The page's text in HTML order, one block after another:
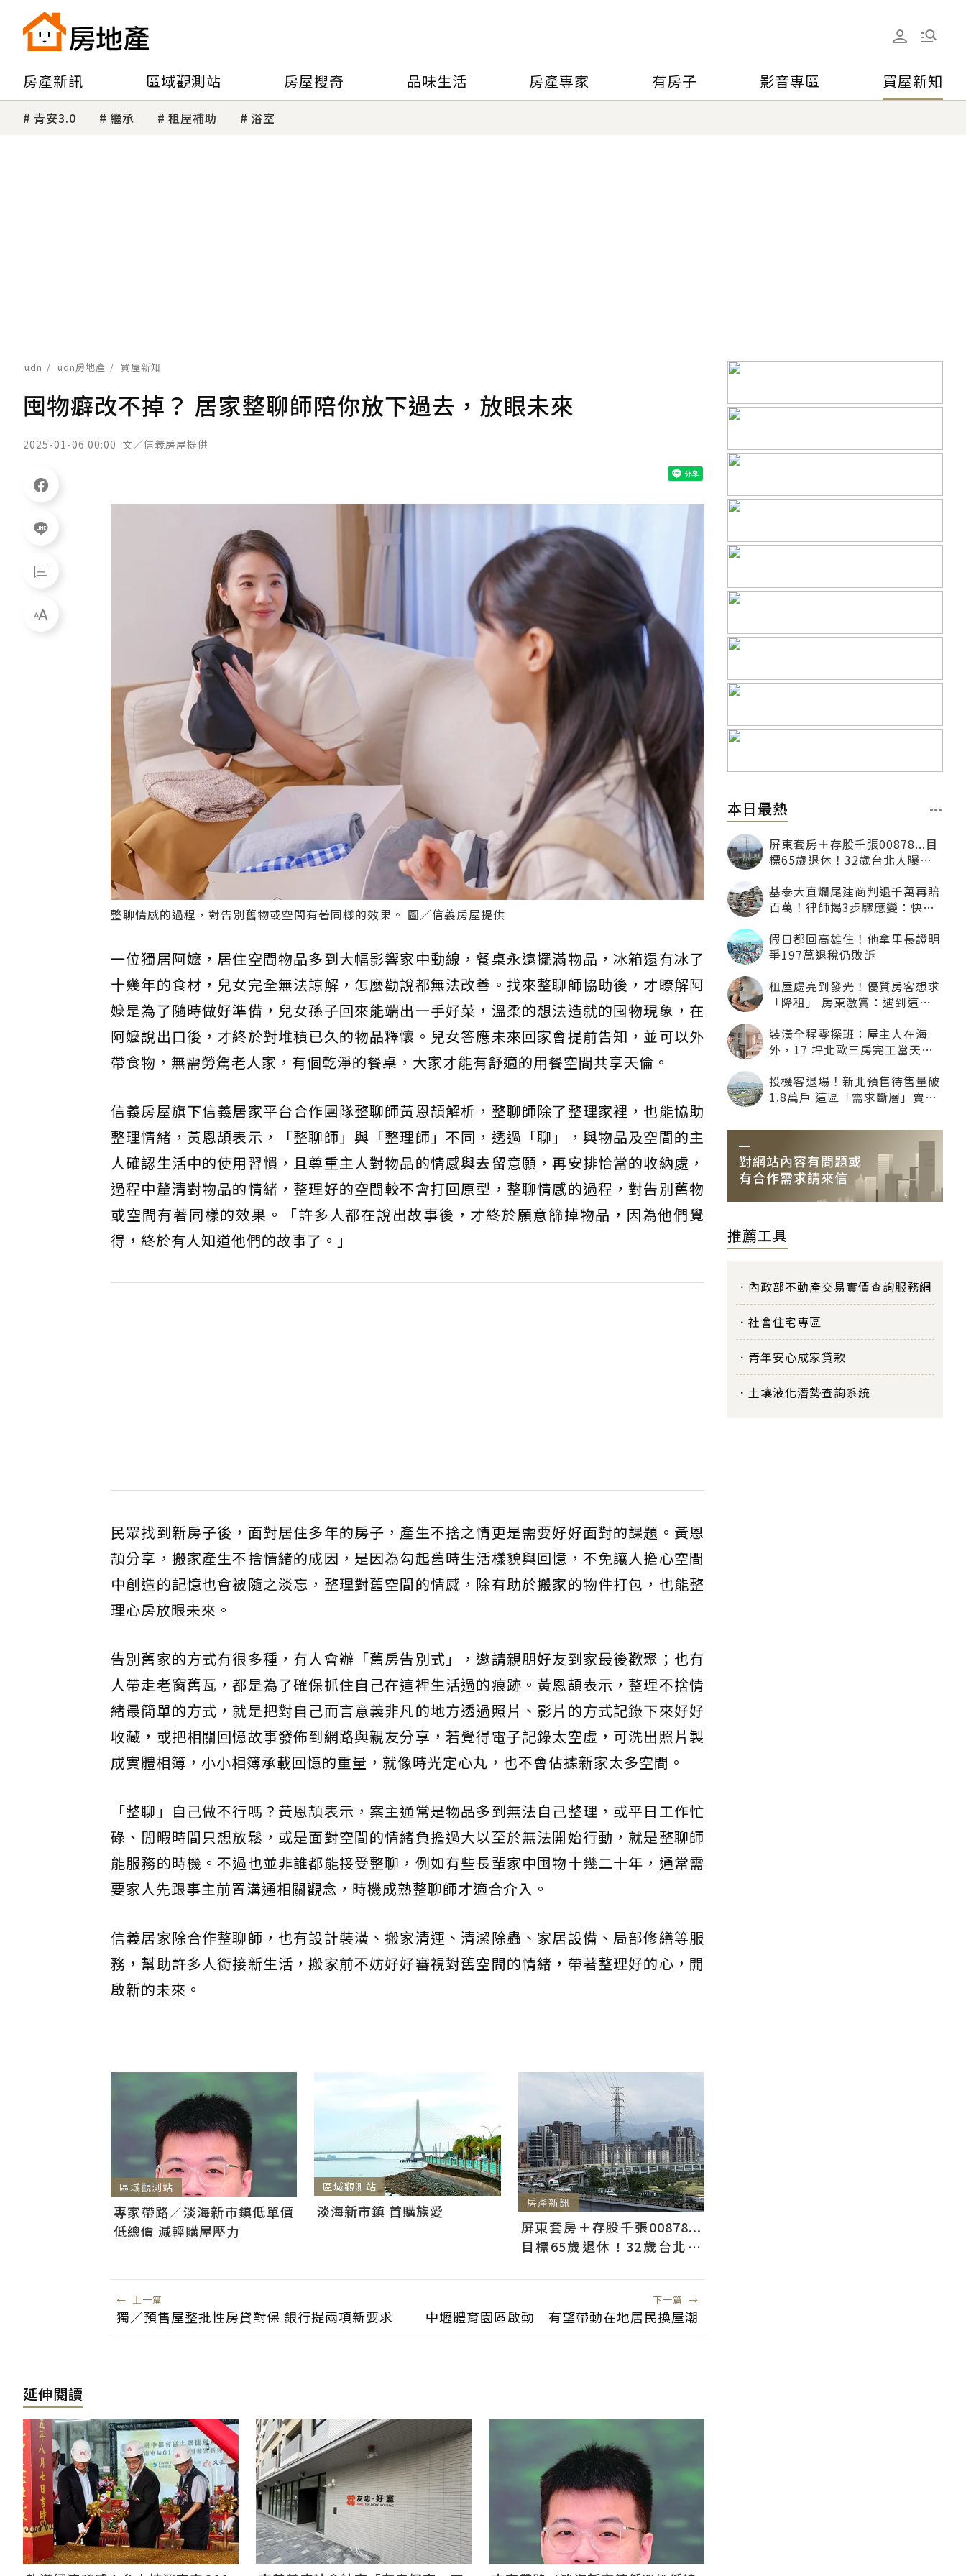
房產新訊 區域觀測站 房屋搜奇 品味生活 房產專家 有房子 影音專區 買屋新知
青安3.0 繼承 租屋補助 浴室
udn udn房地產 買屋新知
囤物癖改不掉？ 居家整聊師陪你放下過去，放眼未來
2025-01-06 00:00 文／信義房屋提供
整聊情感的過程，對告別舊物或空間有著同樣的效果。 圖／信義房屋提供
一位獨居阿嬤，居住空間物品多到大幅影響家中動線，餐桌永遠擺滿物品，冰箱還有冰了
十幾年的食材，兒女完全無法諒解，怎麼勸說都無法改善。找來整聊師協助後，才瞭解阿
嬤是為了隨時做好準備，兒女孫子回來能端出一手好菜，溫柔的想法造就的囤物現象，在
阿嬤說出口後，才終於對堆積已久的物品釋懷。兒女答應未來回家會提前告知，並可以外
帶食物，無需勞駕老人家，有個乾淨的餐桌，大家才能有舒適的用餐空間共享天倫。
信義房屋旗下信義居家平台合作團隊整聊師黃恩頡解析，整聊師除了整理家裡，也能協助
整理情緒，黃恩頡表示，「整聊師」與「整理師」不同，透過「聊」，與物品及空間的主
人確認生活中的使用習慣，且尊重主人對物品的情感與去留意願，再安排恰當的收納處，
過程中釐清對物品的情緒，整理好的空間較不會打回原型，整聊情感的過程，對告別舊物
或空間有著同樣的效果。「許多人都在說出故事後，才終於願意篩掉物品，因為他們覺
得，終於有人知道他們的故事了。」
民眾找到新房子後，面對居住多年的房子，產生不捨之情更是需要好好面對的課題。黃恩
頡分享，搬家產生不捨情緒的成因，是因為勾起舊時生活樣貌與回憶，不免讓人擔心空間
中創造的記憶也會被隨之淡忘，整理對舊空間的情感，除有助於搬家的物件打包，也能整
理心房放眼未來。
告別舊家的方式有很多種，有人會辦「舊房告別式」，邀請親朋好友到家最後歡聚；也有
人帶走老窗舊瓦，都是為了確保抓住自己在這裡生活過的痕跡。黃恩頡表示，整理不捨情
緒最簡單的方式，就是把對自己而言意義非凡的地方透過照片、影片的方式記錄下來好好
收藏，或把相關回憶故事發佈到網路與親友分享，若覺得電子記錄太空虛，可洗出照片製
成實體相簿，小小相簿承載回憶的重量，就像時光定心丸，也不會佔據新家太多空間。
「整聊」自己做不行嗎？黃恩頡表示，案主通常是物品多到無法自己整理，或平日工作忙
碌、閒暇時間只想放鬆，或是面對空間的情緒負擔過大以至於無法開始行動，就是整聊師
能服務的時機。不過也並非誰都能接受整聊，例如有些長輩家中囤物十幾二十年，通常需
要家人先跟事主前置溝通相關觀念，時機成熟整聊師才適合介入。
信義居家除合作整聊師，也有設計裝潢、搬家清運、清潔除蟲、家居設備、局部修繕等服
務，幫助許多人銜接新生活，搬家前不妨好好審視對舊空間的情緒，帶著整理好的心，開
啟新的未來。
區域觀測站
專家帶路／淡海新市鎮低單價
低總價 減輕購屋壓力
區域觀測站
淡海新市鎮 首購族愛 房產新訊
屏東套房＋存股千張00878...
目標65歲退休！32歲台北人
← 上一篇
獨／預售屋整批性房貸對保 銀行提兩項新要求
下一篇 →
中壢體育園區啟動 有望帶動在地居民換屋潮
延伸閱讀
本日最熱
屏東套房＋存股千張00878...目
標65歲退休！32歲台北人曝：
基泰大直爛尾建商判退千萬再賠
百萬！律師揭3步驟應變：快通
假日都回高雄住！他拿里長證明
爭197萬退稅仍敗訴
租屋處亮到發光！優質房客想求
「降租」 房東激賞：遇到這種
裝潢全程零探班：屋主人在海
外，17 坪北歐三房完工當天才
投機客退場！新北預售待售量破
1.8萬戶 這區「需求斷層」賣壓
推薦工具
內政部不動產交易實價查詢服務網
社會住宅專區
青年安心成家貸款
土壤液化潛勢查詢系統